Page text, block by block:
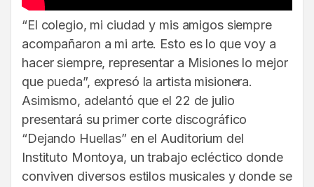
“El colegio, mi ciudad y mis amigos siempre
acompañaron a mi arte. Esto es lo que voy a
hacer siempre, representar a Misiones lo mejor
que pueda”, expresó la artista misionera.
Asimismo, adelantó que el 22 de julio
presentará su primer corte discográfico
“Dejando Huellas” en el Auditorium del
Instituto Montoya, un trabajo ecléctico donde
conviven diversos estilos musicales y donde se